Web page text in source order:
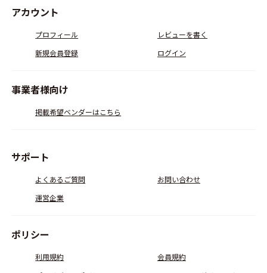
アカウント
プロフィール
レビューを書く
新規会員登録
ログイン
事業者様向け
掲載希望ベンダーはこちら
サポート
よくあるご質問
お問い合わせ
運営企業
ポリシー
利用規約
会員規約